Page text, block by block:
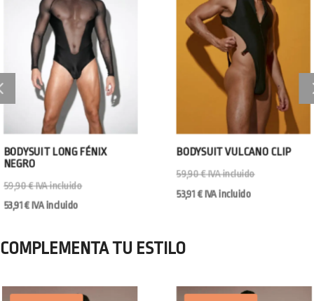
BODYSUIT VULCANO CLIP
53,91
BODYSUIT
59,90
53,91
COMPLEMENTA TU ESTILO